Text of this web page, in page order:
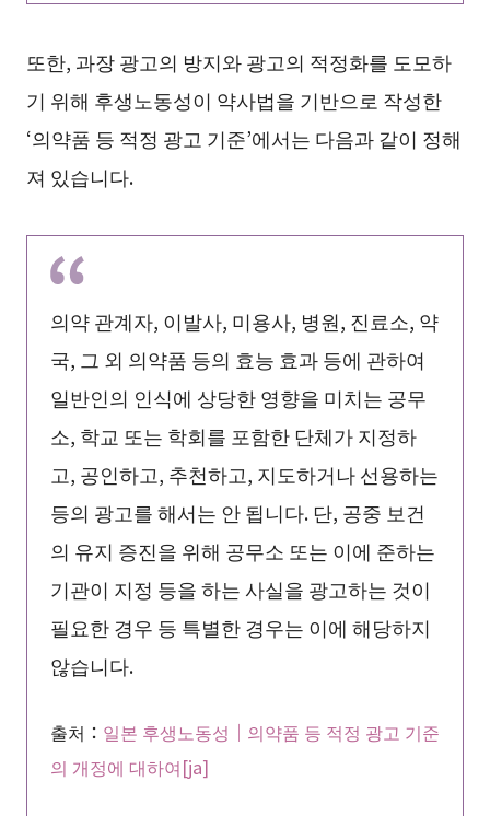
또한, 과장 광고의 방지와 광고의 적정화를 도모하
기 위해 후생노동성이 약사법을 기반으로 작성한
‘의약품 등 적정 광고 기준’에서는 다음과 같이 정해
져 있습니다.
의약 관계자, 이발사, 미용사, 병원, 진료소, 약
국, 그 외 의약품 등의 효능 효과 등에 관하여
일반인의 인식에 상당한 영향을 미치는 공무
소, 학교 또는 학회를 포함한 단체가 지정하
고, 공인하고, 추천하고, 지도하거나 선용하는
등의 광고를 해서는 안 됩니다. 단, 공중 보건
의 유지 증진을 위해 공무소 또는 이에 준하는
기관이 지정 등을 하는 사실을 광고하는 것이
필요한 경우 등 특별한 경우는 이에 해당하지
않습니다.
출처： 일본 후생노동성｜의약품 등 적정 광고 기준
의 개정에 대하여[ja]